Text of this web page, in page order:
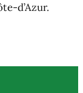
d’Azur.